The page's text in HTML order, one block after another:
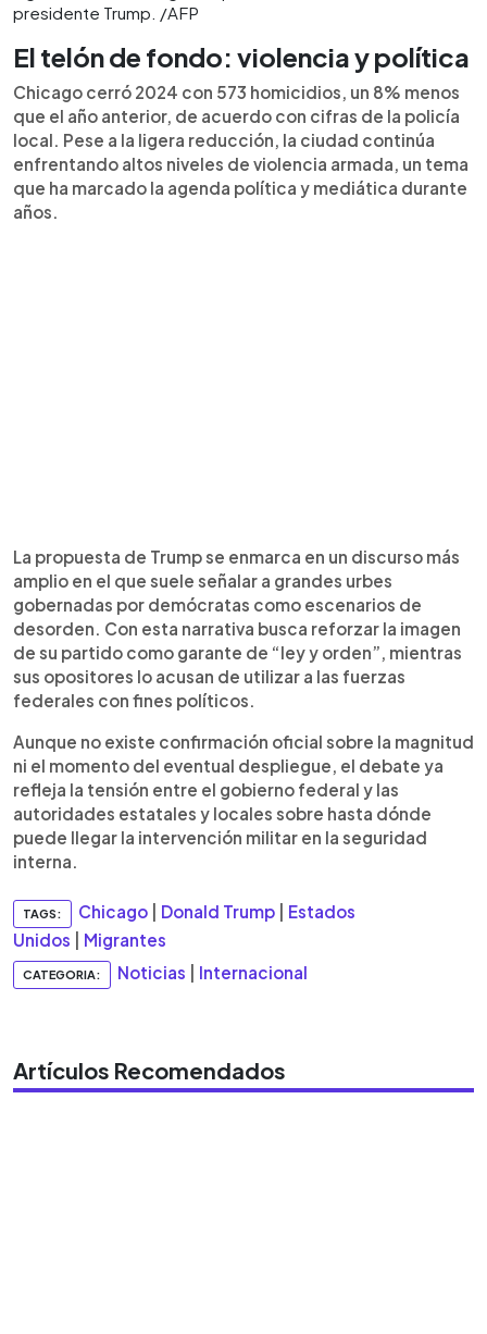
presidente Trump. /AFP
El telón de fondo: violencia y política
Chicago cerró 2024 con 573 homicidios, un 8% menos
que el año anterior, de acuerdo con cifras de la policía
local. Pese a la ligera reducción, la ciudad continúa
enfrentando altos niveles de violencia armada, un tema
que ha marcado la agenda política y mediática durante
años.
La propuesta de Trump se enmarca en un discurso más
amplio en el que suele señalar a grandes urbes
gobernadas por demócratas como escenarios de
desorden. Con esta narrativa busca reforzar la imagen
de su partido como garante de “ley y orden”, mientras
sus opositores lo acusan de utilizar a las fuerzas
federales con fines políticos.
Aunque no existe confirmación oficial sobre la magnitud
ni el momento del eventual despliegue, el debate ya
refleja la tensión entre el gobierno federal y las
autoridades estatales y locales sobre hasta dónde
puede llegar la intervención militar en la seguridad
interna.
TAGS: Chicago Donald Trump
Estados
Unidos
Migrantes
CATEGORIA: Noticias Internacional
Artículos Recomendados